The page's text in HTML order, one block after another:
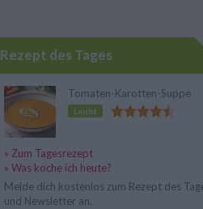
Rezept des Tages
Tomaten-Karotten-Suppe
Leicht
» Zum Tagesrezept
» Was koche ich heute?
Melde dich kostenlos zum Rezept des
und Newsletter an.